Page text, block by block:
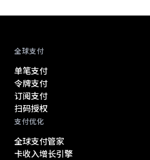
全球支付
单笔支付
令牌支付
订阅支付
扫码授权
支付优化
全球支付管家
卡收入增长引擎